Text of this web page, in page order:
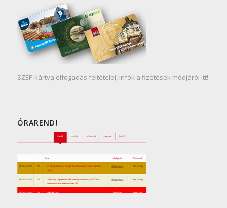
SZÉP kártya elfogadás feltételei, infók a fizetések módjáról itt!
ÓRAREND!